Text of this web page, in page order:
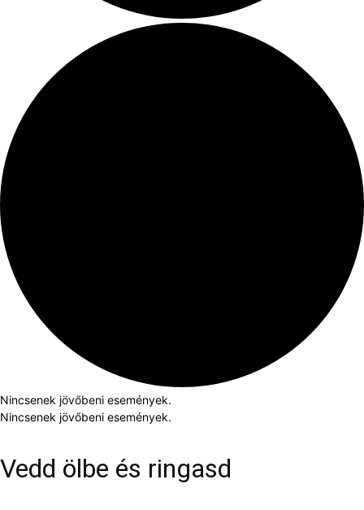
Nincsenek jövőbeni események.
Nincsenek jövőbeni események.
Vedd ölbe és ringasd